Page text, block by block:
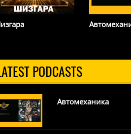
PODCASTS
Автомеханика